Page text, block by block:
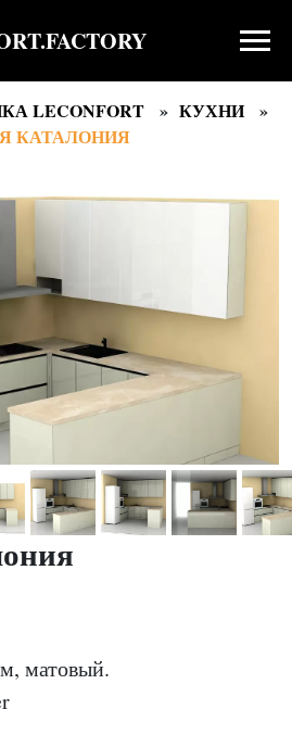
LECONFORT
КУХНИ
КАТАЛОНИЯ
матовый.